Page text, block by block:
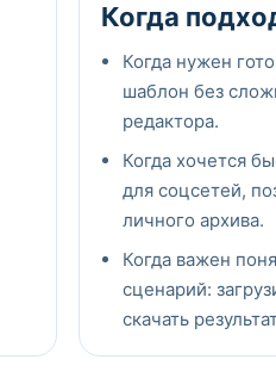
Когда
Когда нужен
шаблон без
редактора.
Когда хочется
для соцсетей,
личного архива.
Когда важен
сценарий:
скачать